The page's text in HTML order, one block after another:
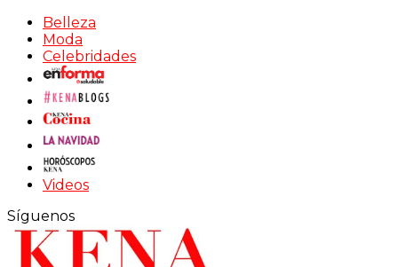
Belleza
Moda
Celebridades
Videos
Síguenos